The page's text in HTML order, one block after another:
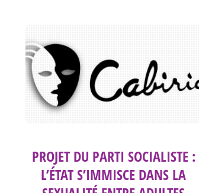
PROJET DU PARTI SOCIALISTE :
L’ÉTAT S’IMMISCE DANS LA